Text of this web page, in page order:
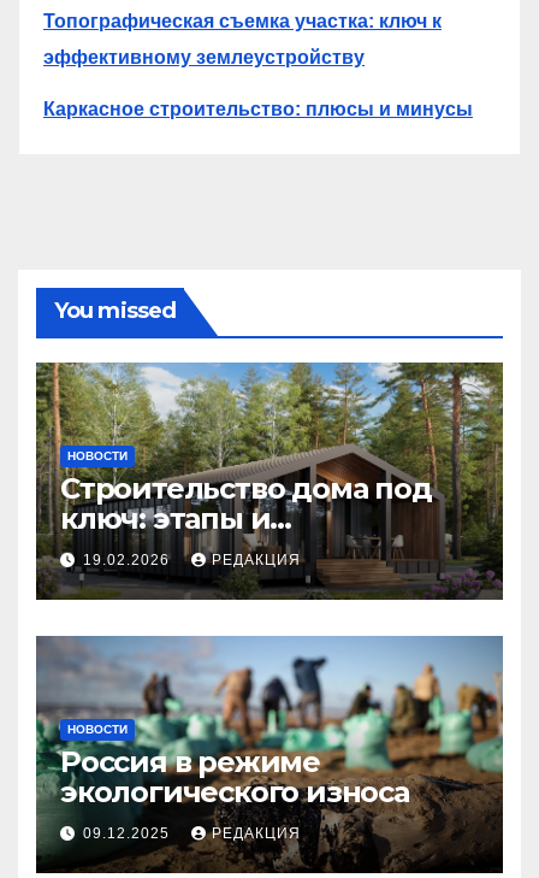
Топографическая съемка участка: ключ к
эффективному землеустройству
Каркасное строительство: плюсы и минусы
You missed
НОВОСТИ
Строительство дома под
ключ: этапы и
планирование бюджета
19.02.2026 РЕДАКЦИЯ
НОВОСТИ
Россия в режиме
экологического износа
09.12.2025 РЕДАКЦИЯ